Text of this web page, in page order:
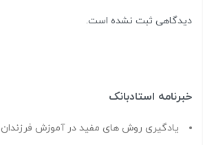
دیدگاهی ثبت نشده است.
خبرنامه استادبانک
یادگیری روش های مفید در آموزش فرزندان